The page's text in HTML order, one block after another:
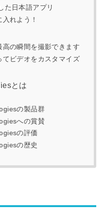
た日本語アプリ
れよう！
の瞬間を撮影できます
てビデオをカスタマイズ
とは
の製品群
への賞賛
の評価
の歴史